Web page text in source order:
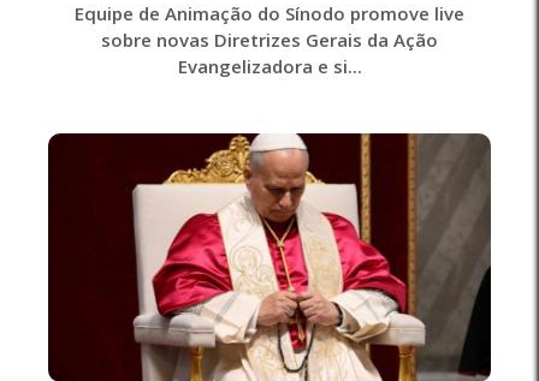
Equipe de Animação do Sínodo promove live
sobre novas Diretrizes Gerais da Ação
Evangelizadora e si...